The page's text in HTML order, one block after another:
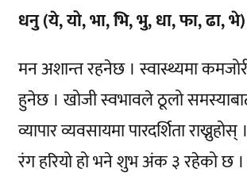
धनु (ये, यो, भा, भि, भु, धा, फा, ढा, भे)
मन अशान्त रहनेछ । स्वास्थ्यमा
हुनेछ । खोजी स्वभावले ठूलो
व्यापार व्यवसायमा पारदर्शिता
रंग हरियो हो भने शुभ अंक ३ रहेको छ ।